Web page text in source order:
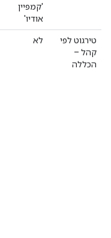
'קמפיין
אודיו'
טירגוט לפי
קהל –
הכללה
לא